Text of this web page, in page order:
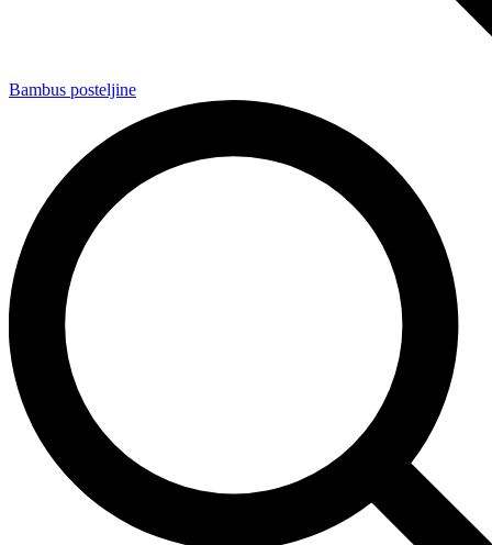
Bambus posteljine